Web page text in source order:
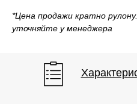
*Цена продажи кратно
уточняйте у менеджера